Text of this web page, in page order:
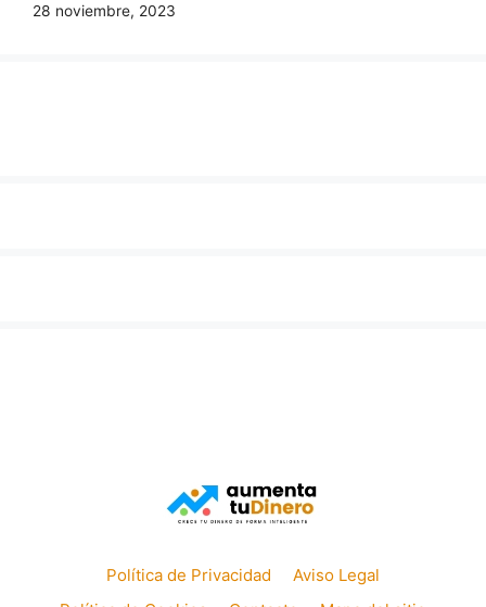
28 noviembre, 2023
Política de Privacidad
Aviso Legal